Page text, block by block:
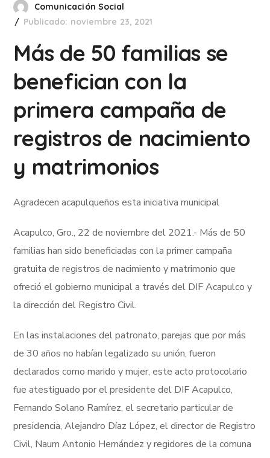
Comunicación Social
Publicado: noviembre 23, 2021
Más de 50 familias se
benefician con la
primera campaña de
registros de nacimiento
y matrimonios
Agradecen acapulqueños esta iniciativa municipal
Acapulco, Gro., 22 de noviembre del 2021.- Más de 50
familias han sido beneficiadas con la primer campaña
gratuita de registros de nacimiento y matrimonio que
ofreció el gobierno municipal a través del DIF Acapulco y
la dirección del Registro Civil.
En las instalaciones del patronato, parejas que por más
de 30 años no habían legalizado su unión, fueron
declarados como marido y mujer, este acto protocolario
fue atestiguado por el presidente del DIF Acapulco,
Fernando Solano Ramírez, el secretario particular de
presidencia, Alejandro Díaz López, el director de Registro
Civil, Naum Antonio Hernández y regidores de la comuna